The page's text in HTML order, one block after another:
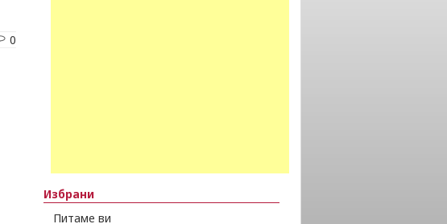
0
Избрани
Питаме ви